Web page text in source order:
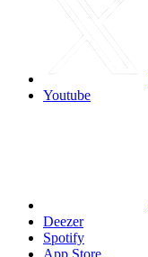
Youtube
Deezer
Spotify
App Store